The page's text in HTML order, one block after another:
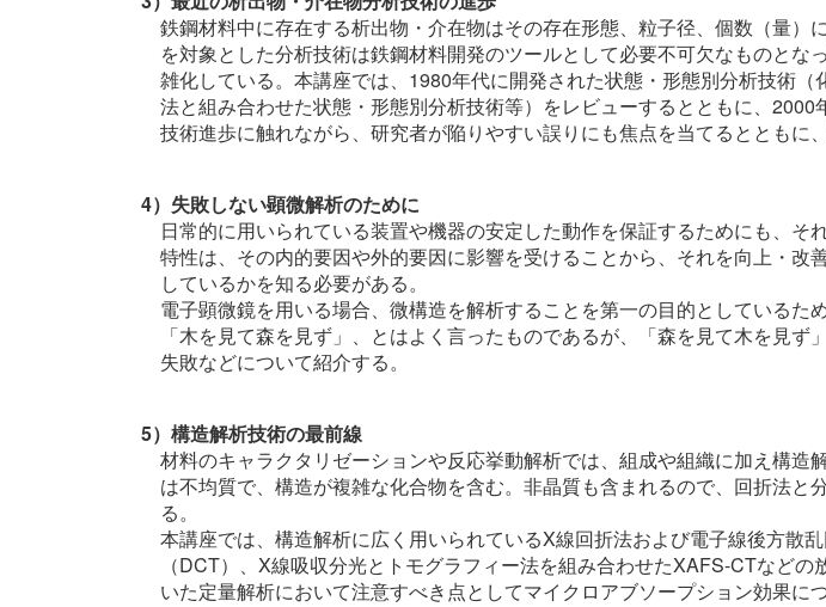
鉄鋼材料中に存在する析出物・介在物はその存在形態、粒子径、個数（量
を対象とした分析技術は鉄鋼材料開発のツールとして必要不可欠なものと
雑化している。本講座では、1980年代に開発された状態・形態別分析技術
法と組み合わせた状態・形態別分析技術等）をレビューするとともに、
技術進歩に触れながら、研究者が陥りやすい誤りにも焦点を当てるとともに
4）失敗しない顕微解析のために
日常的に用いられている装置や機器の安定した動作を保証するためにも、
特性は、その内的要因や外的要因に影響を受けることから、それを向上・
しているかを知る必要がある。
電子顕微鏡を用いる場合、微構造を解析することを第一の目的としているた
「木を見て森を見ず」、とはよく言ったものであるが、「森を見て木を見
失敗などについて紹介する。
5）構造解析技術の最前線
材料のキャラクタリゼーションや反応挙動解析では、組成や組織に加え構
は不均質で、構造が複雑な化合物を含む。非晶質も含まれるので、回折法
る。
本講座では、構造解析に広く用いられているX線回折法および電子線後方散
（DCT）、X線吸収分光とトモグラフィー法を組み合わせたXAFS-CTなど
いた定量解析において注意すべき点としてマイクロアブソープション効果に